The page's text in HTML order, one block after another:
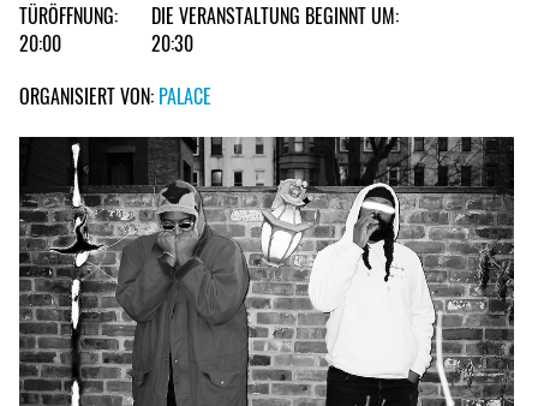
TÜRÖFFNUNG:
20:00
DIE VERANSTALTUNG BEGINNT UM:
20:30
ORGANISIERT VON: PALACE